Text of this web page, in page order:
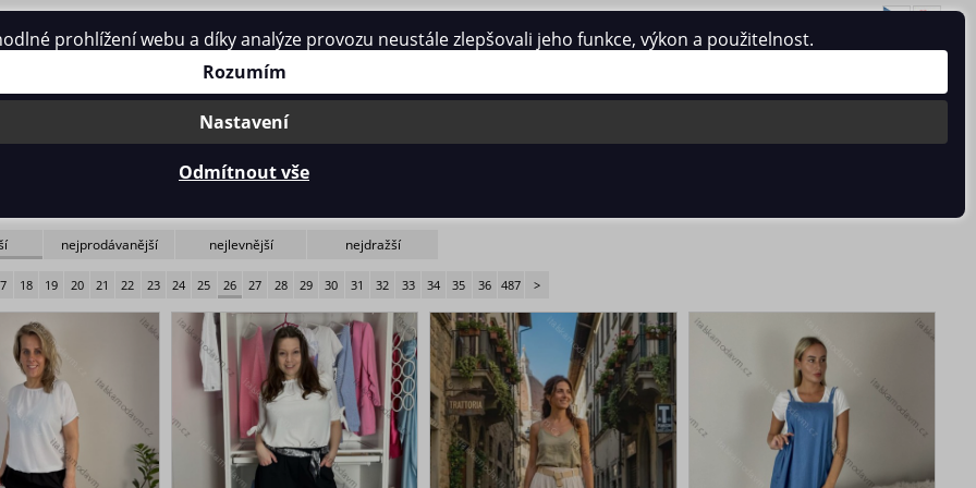
Přihlásit se/Registrace 0 ks / 0 Kč
nejprodávanější nejlevnější nejdražší
18 19 20 21 22 23 24 25 26 27 28 29 30 31 32 33 34 35 36 487 >
prohlížení webu a díky analýze provozu neustále zlepšovali jeho funkce, výkon a použitelnost.
Rozumím
Nastavení
Odmítnout vše